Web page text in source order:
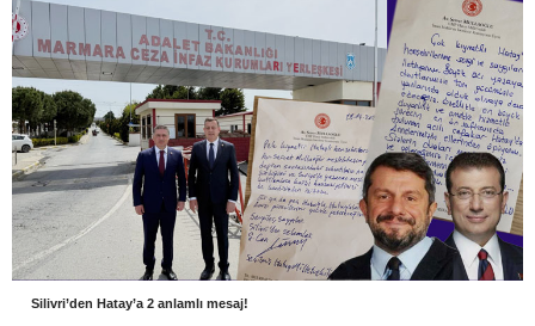
Silivri’den Hatay’a 2 anlamlı mesaj!